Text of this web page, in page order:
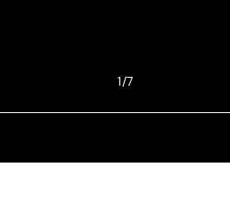
1/7